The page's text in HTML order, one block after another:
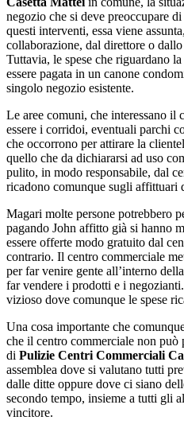
negozio che si deve preoccupare
questi interventi, essa viene
collaborazione, dal direttore o
Tuttavia, le spese che riguardano
essere pagata in un canone
singolo negozio esistente.
Le aree comuni, che interessano il
essere i corridoi, eventuali parchi
che occorrono per attirare la
quello che da dichiararsi ad uso
pulito, in modo responsabile, dal
ricadono comunque sugli affittuari
Magari molte persone potrebbero
pagando John affitto già si hanno
essere offerte modo gratuito dal
contrario. Il centro commerciale
per far venire gente all’interno
far vendere i prodotti e i
vizioso dove comunque le spese
Una cosa importante che
che il centro commerciale non può
di Pulizie Centri Commerciali
assemblea dove si valutano tutti
dalle ditte oppure dove ci siano
secondo tempo, insieme a tutti gli
vincitore.